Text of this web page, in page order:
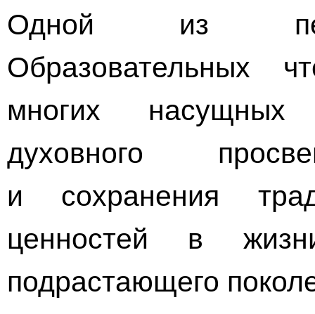
Одной из
Образовательных
многих насущных
духовного
и сохранения
ценностей в
подрастающего